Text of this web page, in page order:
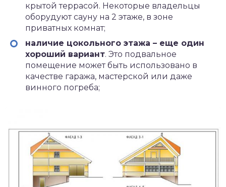
крытой террасой. Некоторые владельцы
оборудуют сауну на 2 этаже, в зоне
приватных комнат;
наличие цокольного этажа – еще один
хороший вариант. Это подвальное
помещение может быть использовано в
качестве гаража, мастерской или даже
винного погреба;